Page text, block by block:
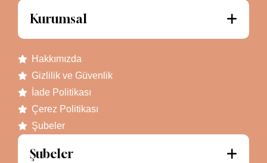
Kurumsal
Hakkımızda
Gizlilik ve Güvenlik
İade Politikası
Çerez Politikası
Şubeler
Şubeler